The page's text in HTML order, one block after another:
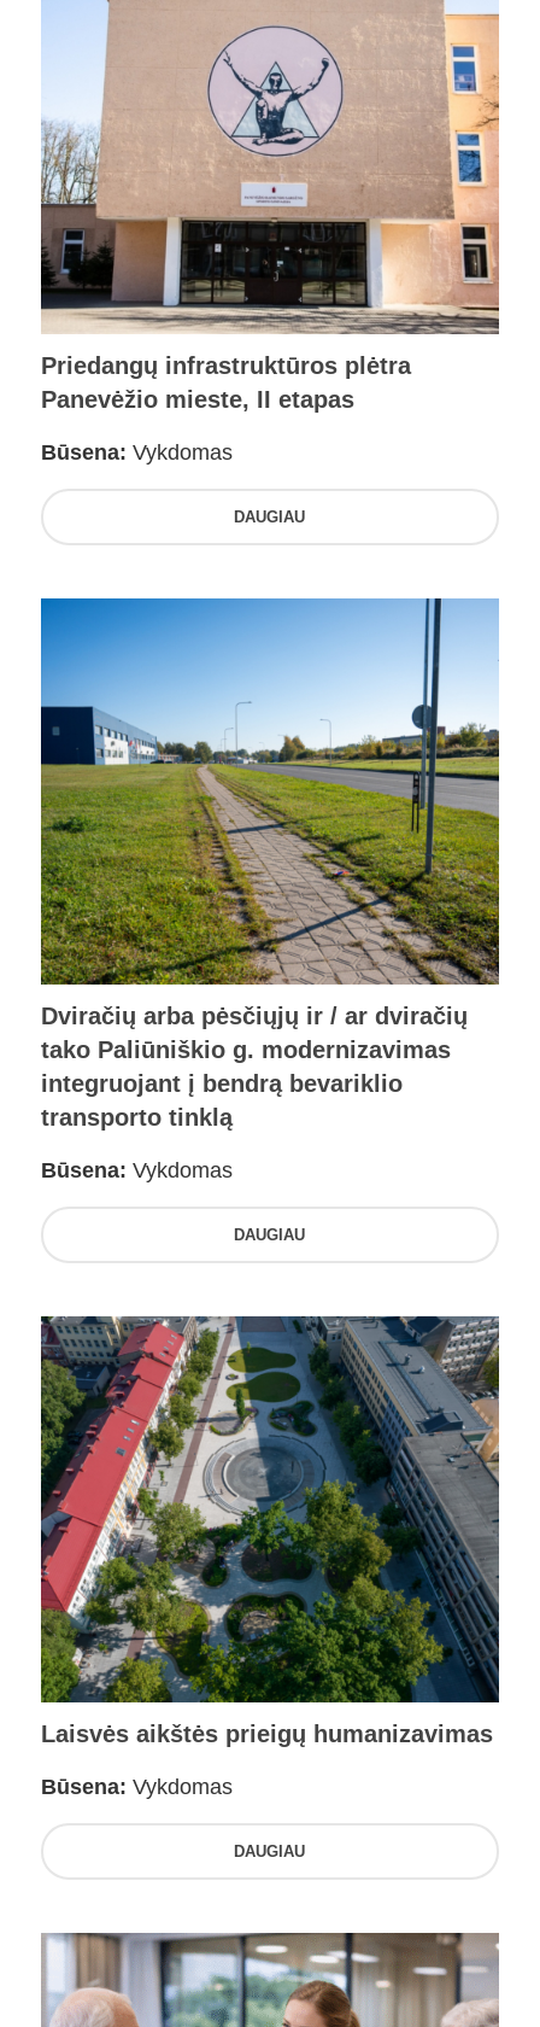
Priedangų infrastruktūros plėtra
Panevėžio mieste, II etapas
Būsena: Vykdomas
DAUGIAU
Dviračių arba pėsčiųjų ir / ar dviračių
tako Paliūniškio g. modernizavimas
integruojant į bendrą bevariklio
transporto tinklą
Būsena: Vykdomas
DAUGIAU
Laisvės aikštės prieigų humanizavimas
Būsena: Vykdomas
DAUGIAU